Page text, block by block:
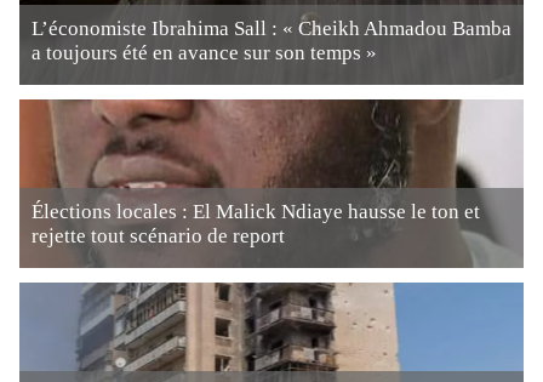
L’économiste Ibrahima Sall : « Cheikh Ahmadou Bamba
a toujours été en avance sur son temps »
Élections locales : El Malick Ndiaye hausse le ton et
rejette tout scénario de report